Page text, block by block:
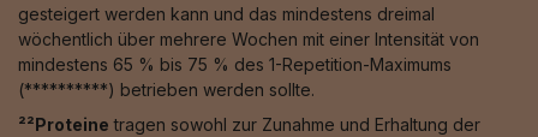
gesteigert werden kann und das mindestens dreimal
wöchentlich über mehrere Wochen mit einer Intensität von
mindestens 65 % bis 75 % des 1-Repetition-Maximums
(**********) betrieben werden sollte.
²²Proteine tragen sowohl zur Zunahme und Erhaltung der